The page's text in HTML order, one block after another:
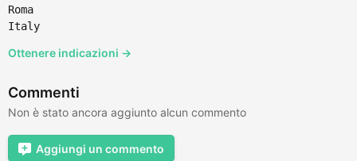
Roma
Italy
Ottenere indicazioni →
Commenti
Non è stato ancora aggiunto alcun commento
Aggiungi un commento